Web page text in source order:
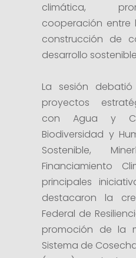
climática,
cooperación entre
construcción de
desarrollo
La sesión
proyectos
con Agua y
Biodiversidad y
Sostenible,
Financiamiento
principales
destacaron la
Federal de
promoción de la
Sistema de